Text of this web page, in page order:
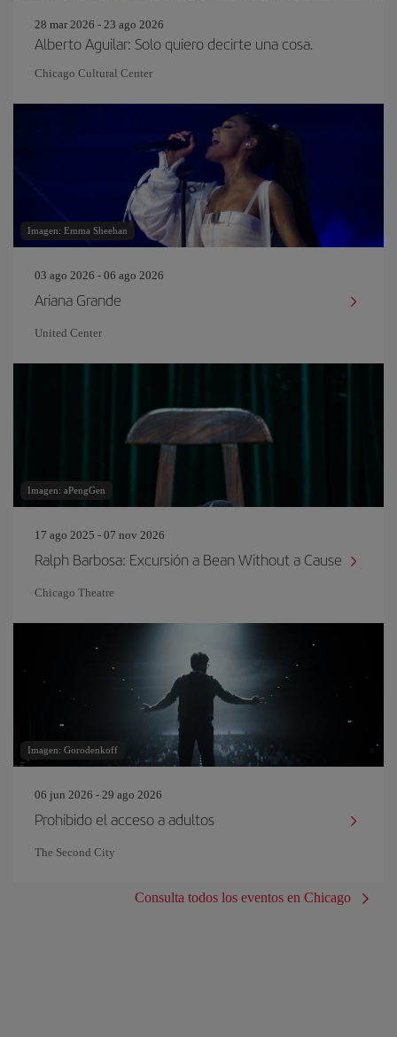
28 mar 2026 - 23 ago 2026
Alberto Aguilar: Solo quiero decirte una cosa.
Chicago Cultural Center
Imagen: Emma Sheehan
03 ago 2026 - 06 ago 2026
Ariana Grande
United Center
Imagen: aPengGen
17 ago 2025 - 07 nov 2026
Ralph Barbosa: Excursión a Bean Without a Cause
Chicago Theatre
Imagen: Gorodenkoff
06 jun 2026 - 29 ago 2026
Prohibido el acceso a adultos
The Second City
Consulta todos los eventos en Chicago